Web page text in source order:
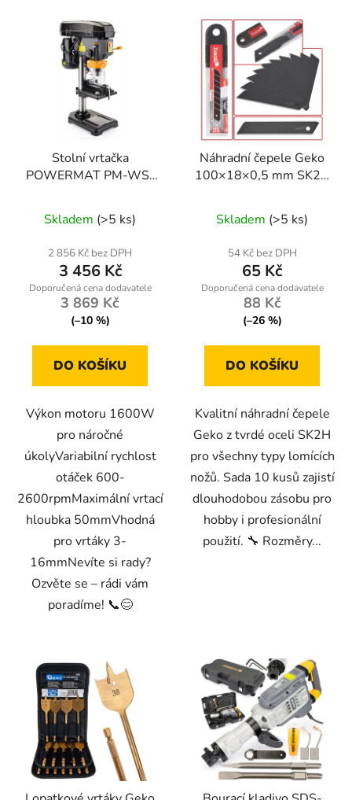
Stolní vrtačka
POWERMAT PM-WS-
Skladem (>5 ks)
2 856 Kč bez DPH
3 456 Kč
3 869 Kč
(–10 %)
DO KOŠÍKU
Výkon motoru 1600W
pro náročné
úkolyVariabilní rychlost
otáček 600-
2600rpmMaximální vrtací
hloubka 50mmVhodná
pro vrtáky 3-
16mmNevíte si rady?
Ozvěte se – rádi vám
poradíme! 📞😊
Náhradní čepele Geko
100×18×0,5 mm SK2H
profesionální použití
Skladem (>5 ks)
54 Kč bez DPH
65 Kč
88 Kč
(–26 %)
DO KOŠÍKU
Kvalitní náhradní čepele
Geko z tvrdé oceli SK2H
pro všechny typy lomících
nožů. Sada 10 kusů zajistí
dlouhodobou zásobu pro
hobby i profesionální
použití. 🔧 Rozměry...